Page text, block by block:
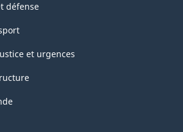
défense
et urgences